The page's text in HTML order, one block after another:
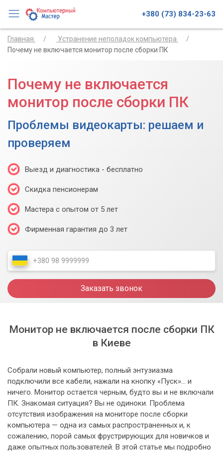
+380 (73) 834-23-63
Главная
Устранение неполадок компьютера
Почему не включается монитор после сборки ПК
Почему не включается
монитор после сборки ПК
Проблемы видеокарты: решаем и
проверяем
Выезд и диагностика - бесплатно
Скидка пенсионерам
Мастера с опытом от 5 лет
Фирменная гарантия до 3 лет
Заказать звонок
Монитор не включается после сборки ПК
в Киеве
Собрали новый компьютер, полный энтузиазма
подключили все кабели, нажали на кнопку «Пуск»… и
ничего. Монитор остается черным, будто вы и не включали
ПК. Знакомая ситуация? Вы не одиноки. Проблема
отсутствия изображения на мониторе после сборки
компьютера — одна из самых распространенных и, к
сожалению, порой самых фрустрирующих для новичков и
даже опытных пользователей. В этой статье мы подробно